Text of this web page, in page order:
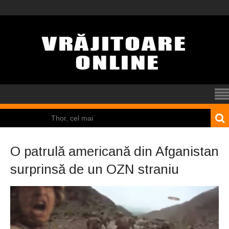
Thor, cel mai
El Tio
Mamona
Pincoya
Nicolas Cage a fost
O patrulă americană din Afganistan
surprinsă de un OZN straniu